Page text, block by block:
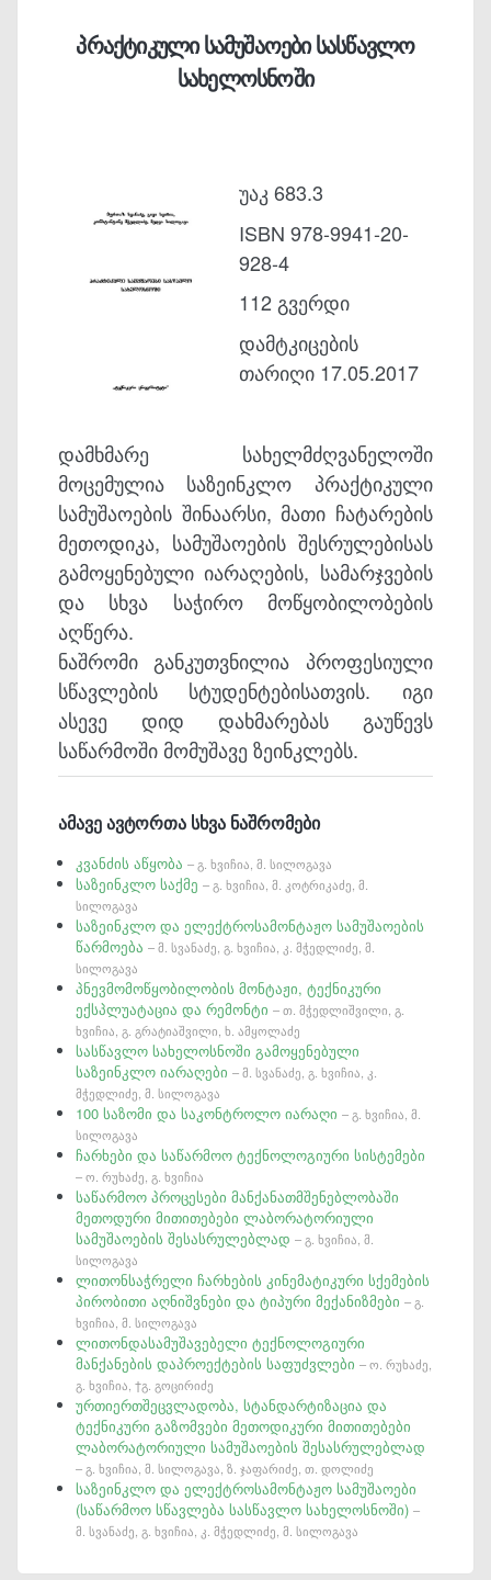
პრაქტიკული სამუშაოები სასწავლო
სახელოსნოში
უაკ 683.3
ISBN 978-9941-20-
928-4
112 გვერდი
დამტკიცების
თარიღი 17.05.2017
დამხმარე სახელმძღვანელოში
მოცემულია საზეინკლო პრაქტიკული
სამუშაოების შინაარსი, მათი ჩატარების
მეთოდიკა, სამუშაოების შესრულებისას
გამოყენებული იარაღების, სამარჯვების
და სხვა საჭირო მოწყობილობების
აღწერა.
ნაშრომი განკუთვნილია პროფესიული
სწავლების სტუდენტებისათვის. იგი
ასევე დიდ დახმარებას გაუწევს
საწარმოში მომუშავე ზეინკლებს.
ამავე ავტორთა სხვა ნაშრომები
კვანძის აწყობა– გ. ხვიჩია, მ. სილოგავა
საზეინკლო საქმე– გ. ხვიჩია, მ. კოტრიკაძე, მ.
სილოგავა
საზეინკლო და ელექტროსამონტაჟო სამუშაოების
წარმოება– მ. სვანაძე, გ. ხვიჩია, კ. მჭედლიძე, მ.
სილოგავა
პნევმომოწყობილობის მონტაჟი, ტექნიკური
ექსპლუატაცია და რემონტი– თ. მჭედლიშვილი, გ.
ხვიჩია, გ. გრატიაშვილი, ხ. ამყოლაძე
სასწავლო სახელოსნოში გამოყენებული
საზეინკლო იარაღები– მ. სვანაძე, გ. ხვიჩია, კ.
მჭედლიძე, მ. სილოგავა
100 საზომი და საკონტროლო იარაღი– გ. ხვიჩია, მ.
სილოგავა
ჩარხები და საწარმოო ტექნოლოგიური სისტემები
– ო. რუხაძე, გ. ხვიჩია
საწარმოო პროცესები მანქანათმშენებლობაში
მეთოდური მითითებები ლაბორატორიული
სამუშაოების შესასრულებლად– გ. ხვიჩია, მ.
სილოგავა
ლითონსაჭრელი ჩარხების კინემატიკური სქემების
პირობითი აღნიშვნები და ტიპური მექანიზმები– გ.
ხვიჩია, მ. სილოგავა
ლითონდასამუშავებელი ტექნოლოგიური
მანქანების დაპროექტების საფუძვლები– ო. რუხაძე,
გ. ხვიჩია, †გ. გოცირიძე
ურთიერთშეცვლადობა, სტანდარტიზაცია და
ტექნიკური გაზომვები მეთოდიკური მითითებები
ლაბორატორიული სამუშაოების შესასრულებლად
– გ. ხვიჩია, მ. სილოგავა, ზ. ჯაფარიძე, თ. დოლიძე
საზეინკლო და ელექტროსამონტაჟო სამუშაოები
(საწარმოო სწავლება სასწავლო სახელოსნოში)–
მ. სვანაძე, გ. ხვიჩია, კ. მჭედლიძე, მ. სილოგავა